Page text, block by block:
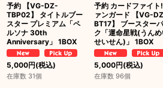
予約 【VG-DZ-
TBP02】 タイトルブー
スター プレミアム「ペ
ルソナ 30th
Anniversary」 1BOX
5,000円(税込)
在庫数 31個
予約 カードファイト
ァンガード 【VG-
BT17】 ブースター
ク「運命星戦(うん
せいせん)」 1BOX
5,000円(税込)
在庫数 96個